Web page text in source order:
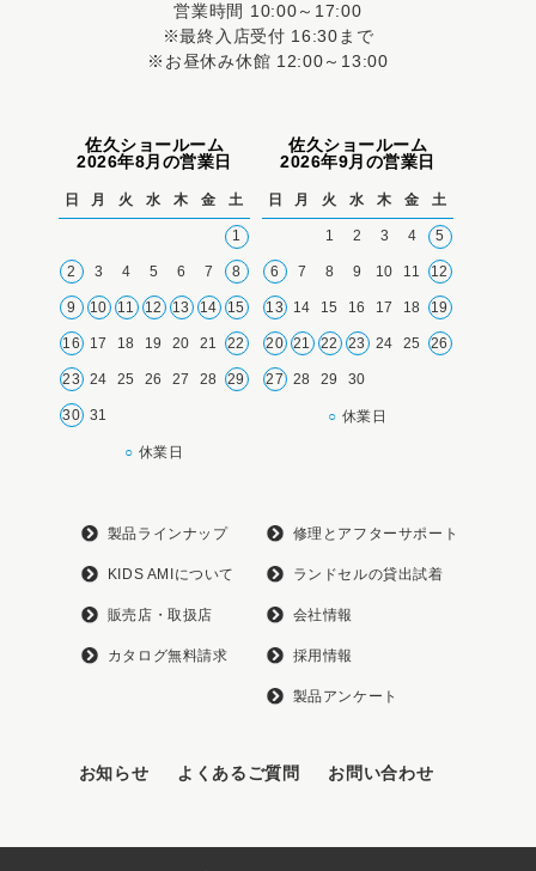
営業時間 10:00～17:00
※最終入店受付 16:30まで
※お昼休み休館 12:00～13:00
佐久ショールーム
2026年8月の営業日
日 月 火 水 木 金 土
1
2 3 4 5 6 7 8
9 10 11 12 13 14 15
16 17 18 19 20 21 22
23 24 25 26 27 28 29
30 31
○ 休業日
佐久ショールーム
2026年9月の営業日
日 月 火 水 木 金 土
1 2 3 4 5
6 7 8 9 10 11 12
13 14 15 16 17 18 19
20 21 22 23 24 25 26
27 28 29 30
○ 休業日
製品ラインナップ
KIDS AMIについて
販売店・取扱店
カタログ無料請求
修理とアフターサポート
ランドセルの貸出試着
会社情報
採用情報
製品アンケート
お知らせ よくあるご質問 お問い合わせ